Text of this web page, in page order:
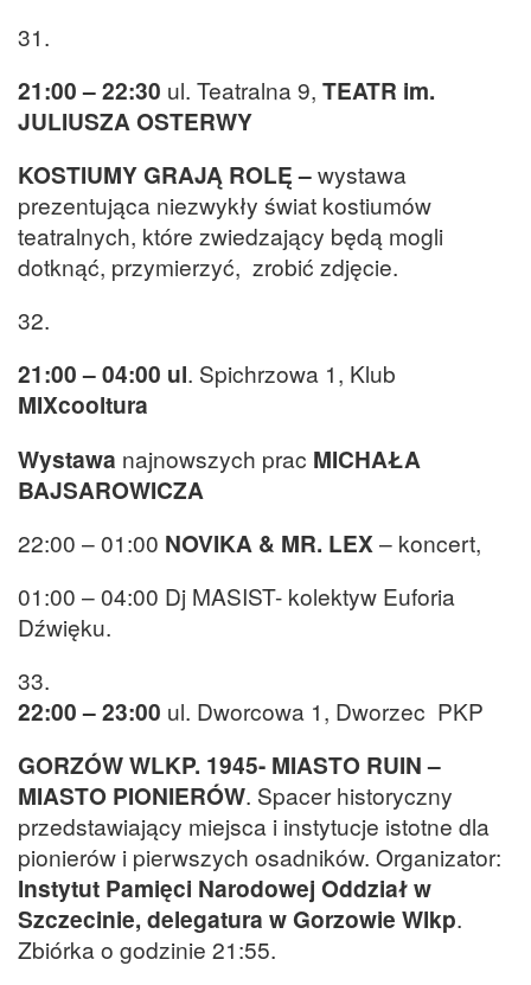
31.
21:00 – 22:30 ul. Teatralna 9, TEATR im.
JULIUSZA OSTERWY
KOSTIUMY GRAJĄ ROLĘ–wystawa
prezentująca niezwykły świat kostiumów
teatralnych, które zwiedzający będą mogli
dotknąć, przymierzyć, zrobić zdjęcie.
32.
21:00 – 04:00 ul. Spichrzowa 1, Klub
MIXcooltura
Wystawa najnowszych prac MICHAŁA
BAJSAROWICZA
22:00 – 01:00 NOVIKA & MR. LEX– koncert,
01:00 – 04:00 Dj MASIST- kolektyw Euforia
Dźwięku.
33.
22:00 – 23:00 ul. Dworcowa 1, Dworzec PKP
GORZÓW WLKP. 1945- MIASTO RUIN –
MIASTO PIONIERÓW. Spacer historyczny
przedstawiający miejsca i instytucje istotne dla
pionierów i pierwszych osadników. Organizator:
Instytut Pamięci Narodowej Oddział w
Szczecinie, delegatura w Gorzowie Wlkp.
Zbiórka o godzinie 21:55.